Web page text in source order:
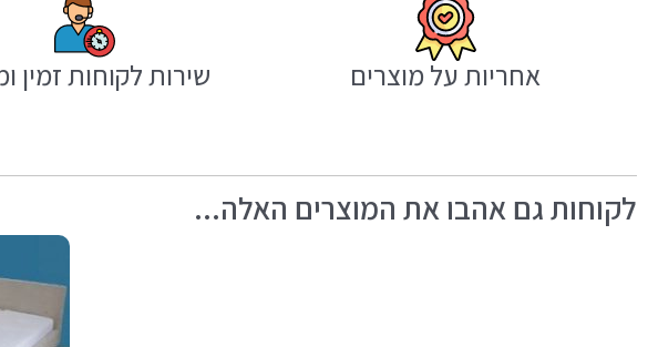
אחריות על מוצרים שירות לקוחות זמין
לקוחות גם אהבו את המוצרים האלה...